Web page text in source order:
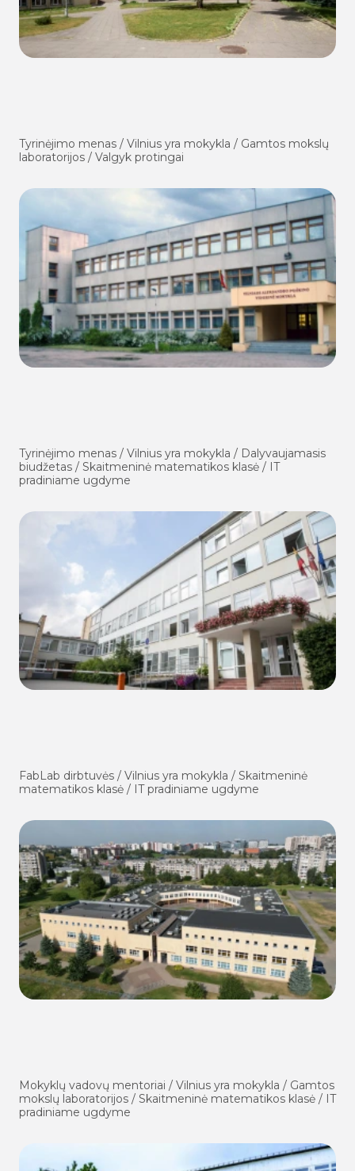
Tyrinėjimo menas / Vilnius yra mokykla / Gamtos mokslų
laboratorijos / Valgyk protingai
Tyrinėjimo menas / Vilnius yra mokykla / Dalyvaujamasis
biudžetas / Skaitmeninė matematikos klasė / IT
pradiniame ugdyme
FabLab dirbtuvės / Vilnius yra mokykla / Skaitmeninė
matematikos klasė / IT pradiniame ugdyme
Mokyklų vadovų mentoriai / Vilnius yra mokykla / Gamtos
mokslų laboratorijos / Skaitmeninė matematikos klasė / IT
pradiniame ugdyme